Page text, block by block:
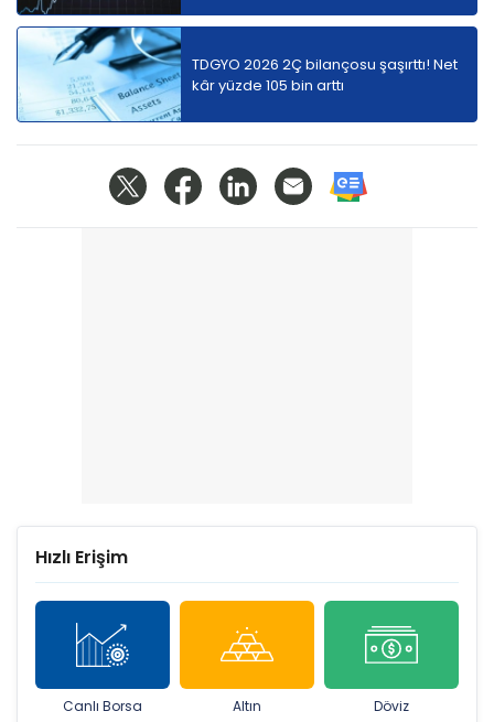
TDGYO 2026 2Ç bilançosu şaşırttı! Net
kâr yüzde 105 bin arttı
Hızlı Erişim
Canlı Borsa Altın Döviz